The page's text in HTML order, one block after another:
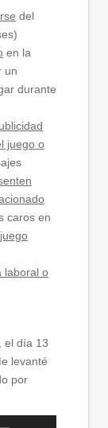
del
en la
un
durante
juego o
caros en
laboral o
el día 13
levanté
por